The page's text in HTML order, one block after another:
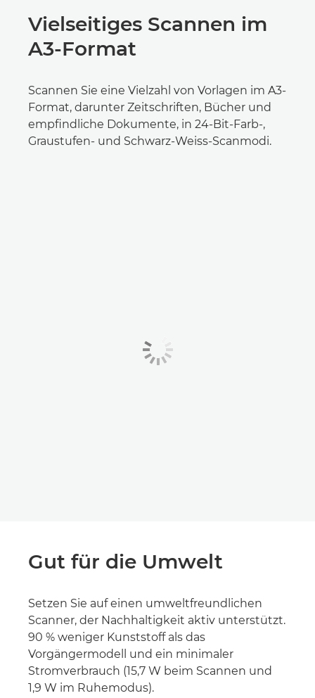
Vielseitiges Scannen im
A3-Format
Scannen Sie eine Vielzahl von Vorlagen im A3-
Format, darunter Zeitschriften, Bücher und
empfindliche Dokumente, in 24-Bit-Farb-,
Graustufen- und Schwarz-Weiss-Scanmodi.
Gut für die Umwelt
Setzen Sie auf einen umweltfreundlichen
Scanner, der Nachhaltigkeit aktiv unterstützt.
90 % weniger Kunststoff als das
Vorgängermodell und ein minimaler
Stromverbrauch (15,7 W beim Scannen und
1,9 W im Ruhemodus).